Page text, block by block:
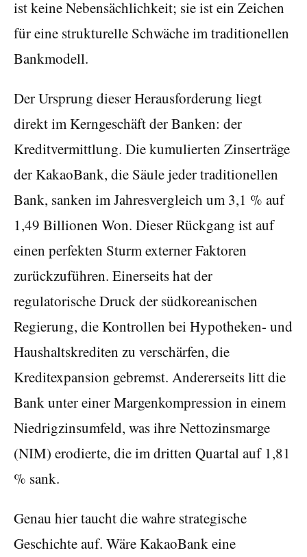
ist keine Nebensächlichkeit; sie ist ein Zeichen
für eine strukturelle Schwäche im traditionellen
Bankmodell.
Der Ursprung dieser Herausforderung liegt
direkt im Kerngeschäft der Banken: der
Kreditvermittlung. Die kumulierten Zinserträge
der KakaoBank, die Säule jeder traditionellen
Bank, sanken im Jahresvergleich um 3,1 % auf
1,49 Billionen Won. Dieser Rückgang ist auf
einen perfekten Sturm externer Faktoren
zurückzuführen. Einerseits hat der
regulatorische Druck der südkoreanischen
Regierung, die Kontrollen bei Hypotheken- und
Haushaltskrediten zu verschärfen, die
Kreditexpansion gebremst. Andererseits litt die
Bank unter einer Margenkompression in einem
Niedrigzinsumfeld, was ihre Nettozinsmarge
(NIM) erodierte, die im dritten Quartal auf 1,81
% sank.
Genau hier taucht die wahre strategische
Geschichte auf. Wäre KakaoBank eine